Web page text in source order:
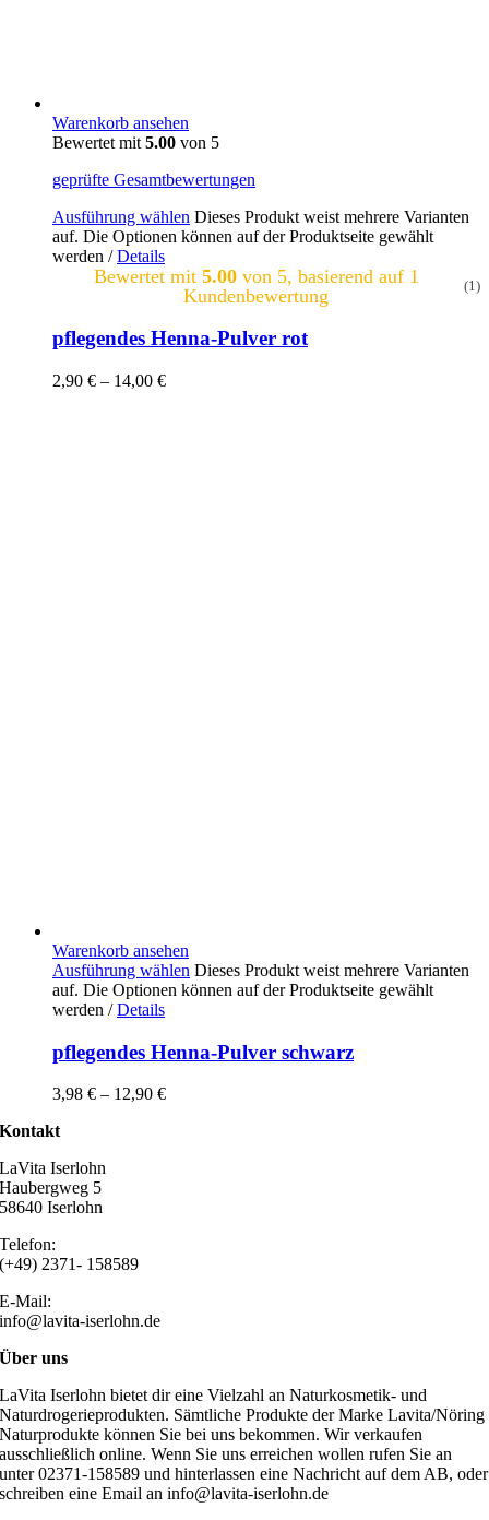
Warenkorb ansehen
Bewertet mit5.00 von 5
geprüfte Gesamtbewertungen
Ausführung wählen Dieses Produkt weist mehrere Varianten
auf. Die Optionen können auf der Produktseite gewählt
werden / Details
Bewertet mit 5.00von 5, basierend auf 1
Kundenbewertung
(1)
pflegendes Henna-Pulver rot
2,90 € – 14,00 €
Warenkorb ansehen
Ausführung wählen Dieses Produkt weist mehrere Varianten
auf. Die Optionen können auf der Produktseite gewählt
werden / Details
pflegendes Henna-Pulver schwarz
3,98 € – 12,90 €
Kontakt
LaVita Iserlohn
Haubergweg 5
58640 Iserlohn
Telefon:
(+49) 2371- 158589
E-Mail:
info@lavita-iserlohn.de
Über uns
LaVita Iserlohn bietet dir eine Vielzahl an Naturkosmetik- und
Naturdrogerieprodukten. Sämtliche Produkte der Marke Lavita/Nöring
Naturprodukte können Sie bei uns bekommen. Wir verkaufen
ausschließlich online. Wenn Sie uns erreichen wollen rufen Sie an
unter 02371-158589 und hinterlassen eine Nachricht auf dem AB, oder
schreiben eine Email an info@lavita-iserlohn.de